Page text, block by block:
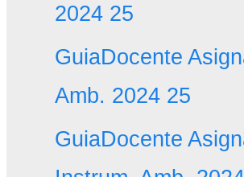
2024 25
GuiaDocente
Amb. 2024 25
GuiaDocente